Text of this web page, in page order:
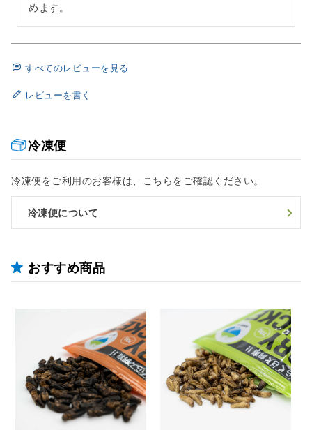
冷凍便
冷凍便をご利用のお客様は、こちらをご確認ください。
冷凍便について
おすすめ商品
めます。
すべてのレビューを見る
レビューを書く